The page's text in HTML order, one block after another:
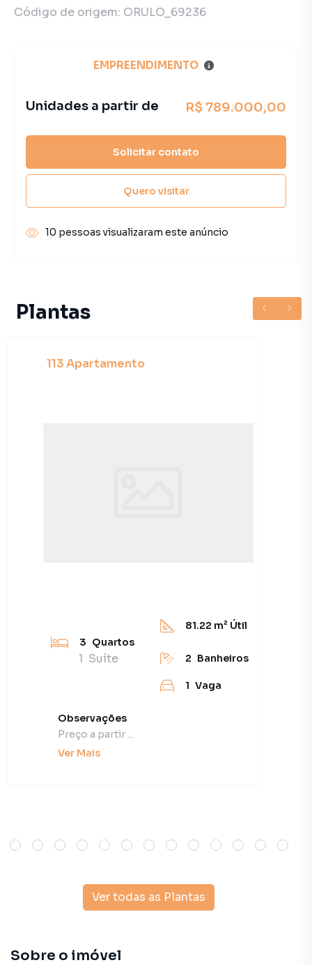
Plantas
113 Apartamento
3 Quartos
1 Suíte
81.22 m² Útil
2 Banheiros
1 Vaga
Observações
Preço a partir ...
Ver Mais
Ver todas as Plantas
Sobre o imóvel
Código de origem: ORULO_69236
EMPREENDIMENTO
Unidades a partir de R$ 789.000,00
Solicitar contato
Quero visitar
10 pessoas visualizaram este anúncio